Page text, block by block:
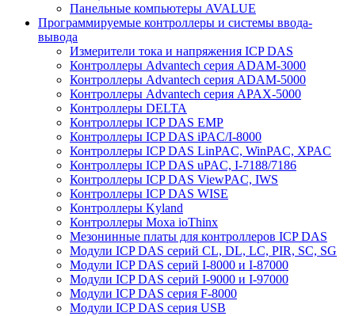
Панельные компьютеры AVALUE
Программируемые контроллеры и системы ввода-
вывода
Измерители тока и напряжения ICP DAS
Контроллеры Advantech серия ADAM-3000
Контроллеры Advantech серия ADAM-5000
Контроллеры Advantech серия APAX-5000
Контроллеры DELTA
Контроллеры ICP DAS EMP
Контроллеры ICP DAS iPAC/I-8000
Контроллеры ICP DAS LinPAC, WinPAC, XPAC
Контроллеры ICP DAS uPAC, I-7188/7186
Контроллеры ICP DAS ViewPAC, IWS
Контроллеры ICP DAS WISE
Контроллеры Kyland
Контроллеры Moxa ioThinx
Мезонинные платы для контроллеров ICP DAS
Модули ICP DAS серий CL, DL, LC, PIR, SC, SG
Модули ICP DAS серий I-8000 и I-87000
Модули ICP DAS серий I-9000 и I-97000
Модули ICP DAS серия F-8000
Модули ICP DAS серия USB